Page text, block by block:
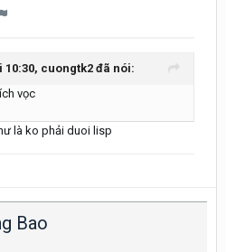
10:30, cuongtk2 đã nói:
vọc
là ko phải duoi lisp
Bao